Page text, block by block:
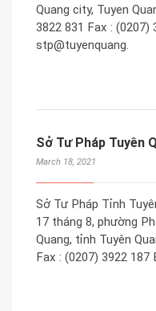
Quang city, Tuyen
3822 831 Fax : (0207)
stp@tuyenquang.
Sở Tư Pháp Tuyên
March 18, 2021
Sở Tư Pháp Tỉnh
17 tháng 8, phường
Quang, tỉnh Tuyên
Fax : (0207) 3922 187